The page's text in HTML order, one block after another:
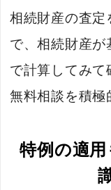
相続財産の査定
で、相続財産
で計算してみ
無料相談を積極
特例の適